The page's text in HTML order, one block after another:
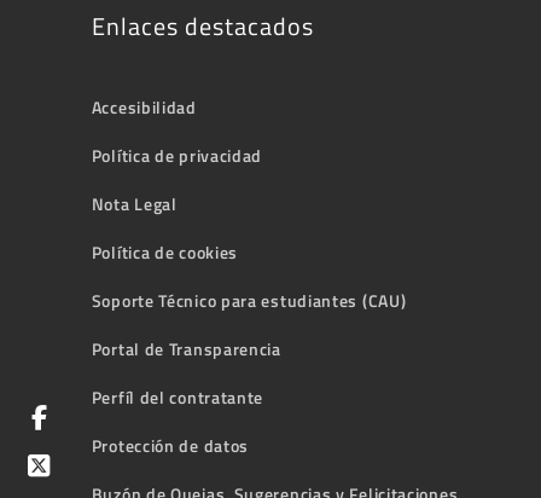
Enlaces destacados
Accesibilidad
Política de privacidad
Nota Legal
Política de cookies
Soporte Técnico para estudiantes (CAU)
Portal de Transparencia
Perfíl del contratante
Protección de datos